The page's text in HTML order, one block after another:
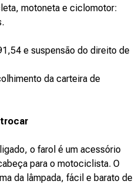
motoneta e ciclomotor:
e suspensão do direito de
da carteira de
trocar
o farol é um acessório
para o motociclista. O
da lâmpada, fácil e barato de